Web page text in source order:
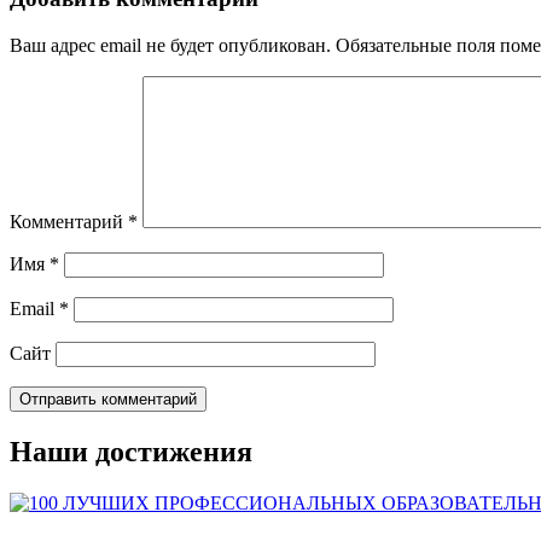
Ваш адрес email не будет опубликован. Обязательные поля
Комментарий *
Имя *
Email *
Сайт
Наши достижения